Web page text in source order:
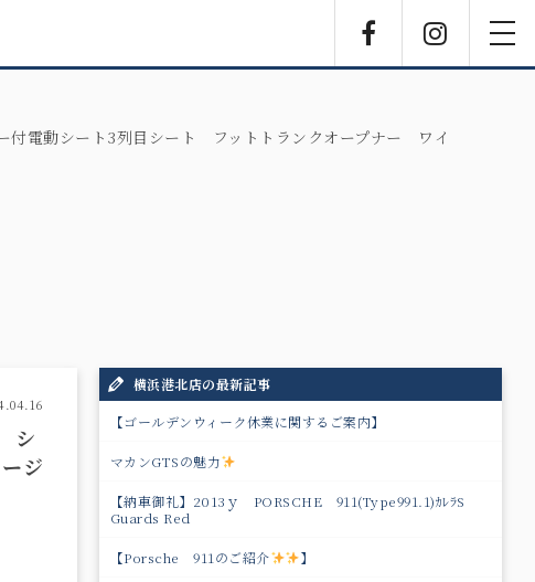
電動シート3列目シート フットトランクオープナー ワイ
シ
ジ
横浜港北店の最新記事
【ゴールデンウィーク休業に関するご案内】
マカンGTSの魅力
【納車御礼】2013ｙ PORSCHE 911(Type991.1)ｶﾚﾗS
Guards Red
【Porsche 911のご紹介 】